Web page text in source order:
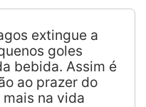
extingue a
goles
bebida. Assim é
ao prazer do
mais na vida